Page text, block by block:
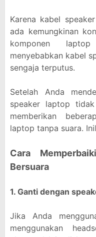
Karena kabel
ada kemungkinan
komponen
menyebabkan kabel
sengaja terputus.
Setelah Anda
speaker laptop
memberikan
laptop tanpa suara.
Cara
Bersuara
1. Ganti dengan
Jika Anda
menggunakan